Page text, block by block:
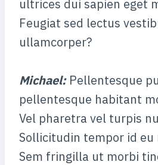
ultrices dui sapien eget
Feugiat sed lectus
ullamcorper?
Michael:Pellentesque
pellentesque habitant
Vel pharetra vel turpis
Sollicitudin tempor id eu
Sem fringilla ut morbi